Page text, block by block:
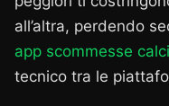
all’altra, perdendo
app scommesse
tecnico tra le